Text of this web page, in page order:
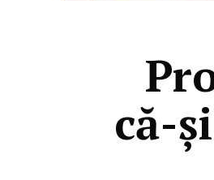
că-